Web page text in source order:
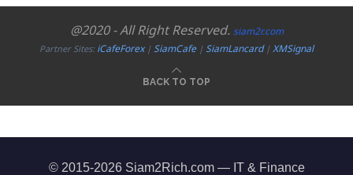
@2020 - All Right Reserved. siam2r.com
Partner Sites:iCafeForex|SiamCafe|SiamLancard|XMSignal
BACK TO TOP
© 2015-2026 Siam2Rich.com — IT & Finance